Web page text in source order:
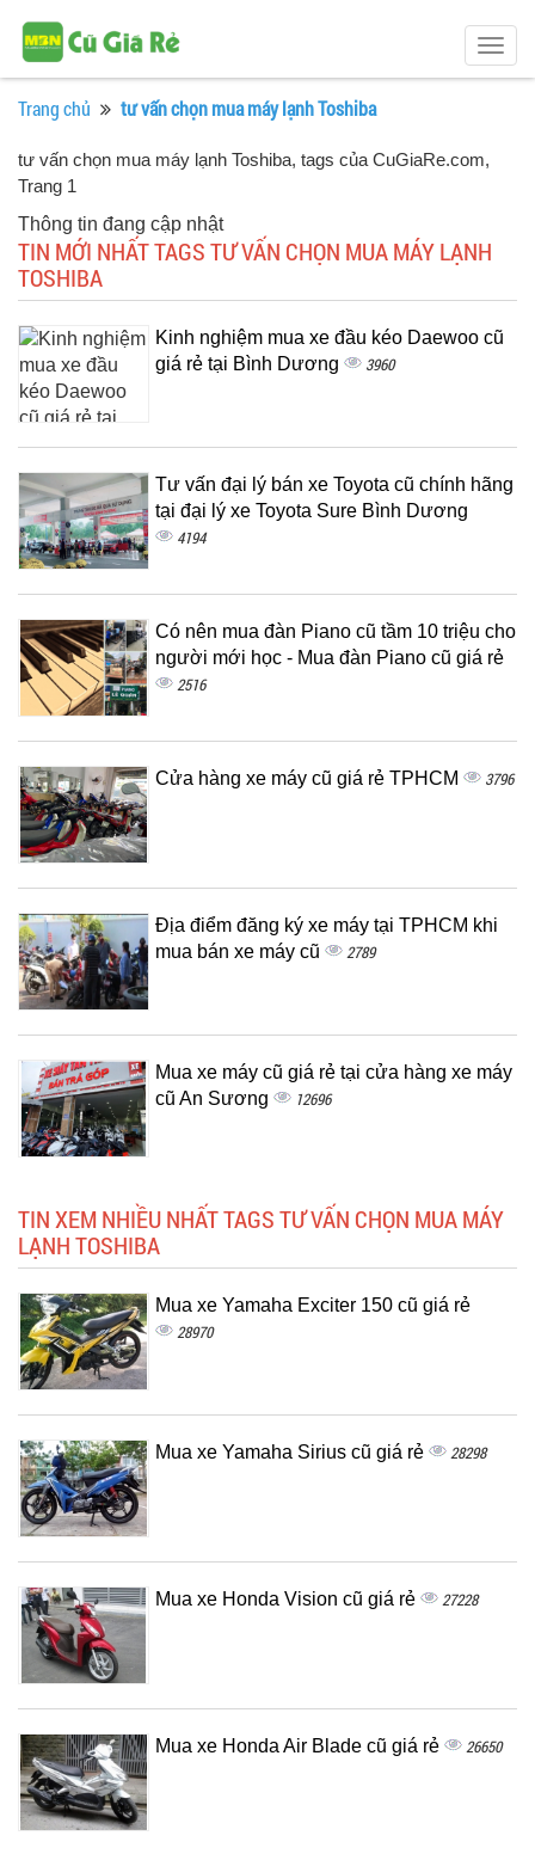
Trang chủ tư vấn chọn mua máy lạnh Toshiba
tư vấn chọn mua máy lạnh Toshiba, tags của CuGiaRe.com,
Trang 1
Thông tin đang cập nhật
TIN MỚI NHẤT TAGS TƯ VẤN CHỌN MUA MÁY LẠNH
TOSHIBA
Kinh nghiệm mua xe đầu kéo Daewoo cũ
giá rẻ tại Bình Dương
3960
Tư vấn đại lý bán xe Toyota cũ chính hãng
tại đại lý xe Toyota Sure Bình Dương
4194
Có nên mua đàn Piano cũ tầm 10 triệu cho
người mới học - Mua đàn Piano cũ giá rẻ
2516
Cửa hàng xe máy cũ giá rẻ TPHCM 3796
Địa điểm đăng ký xe máy tại TPHCM khi
mua bán xe máy cũ
2789
Mua xe máy cũ giá rẻ tại cửa hàng xe máy
cũ An Sương
12696
TIN XEM NHIỀU NHẤT TAGS TƯ VẤN CHỌN MUA MÁY
LẠNH TOSHIBA
Mua xe Yamaha Exciter 150 cũ giá rẻ
28970
Mua xe Yamaha Sirius cũ giá rẻ 28298
Mua xe Honda Vision cũ giá rẻ 27228
Mua xe Honda Air Blade cũ giá rẻ 26650